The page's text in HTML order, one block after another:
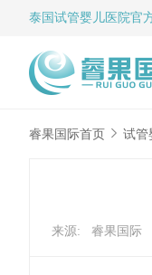
泰国试管婴儿 医院官
睿果国际首页 试管
来源: 睿果国际